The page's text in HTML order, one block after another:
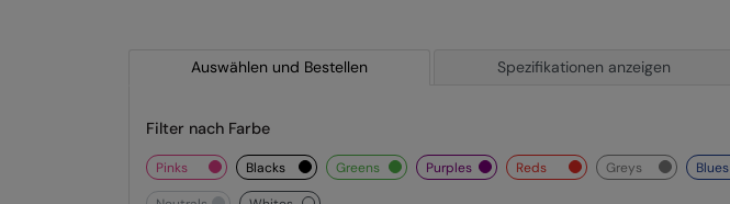
Auswählen und Bestellen Spezifikationen anzeigen
Filter nach Farbe
pinks blacks greens purples reds greys blues